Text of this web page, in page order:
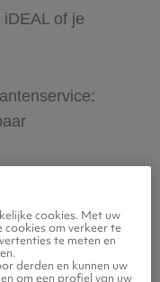
of je
huurauto voor
cookies. Met uw
om verkeer te
te meten en
derden en kunnen uw
om een profiel van uw